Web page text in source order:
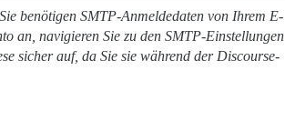
benötigen SMTP-Anmeldedaten von Ihrem E-
an, navigieren Sie zu den SMTP-Einstellungen
sicher auf, da Sie sie während der Discourse-